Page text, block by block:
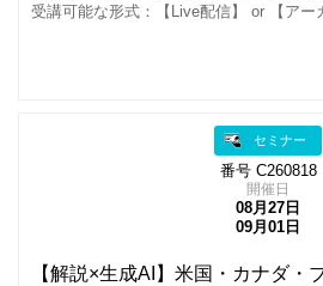
受講可能な形式：【Live配信】 or 【アー
セミナー
番号 C260818
開催日
08月27日
09月01日
【解説×生成AI】米国・カナダ・